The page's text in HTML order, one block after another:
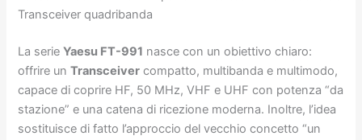
Transceiver quadribanda
La serieYaesu FT-991 nasce con un obiettivo chiaro:
offrire unTransceiver compatto, multibanda e multimodo,
capace di coprire HF, 50 MHz, VHF e UHF con potenza “da
stazione” e una catena di ricezione moderna. Inoltre, l’idea
sostituisce di fatto l’approccio del vecchio concetto “un